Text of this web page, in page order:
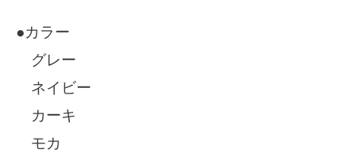
●カラー
グレー
ネイビー
カーキ
モカ